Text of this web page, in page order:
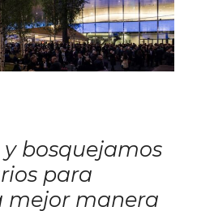
bosquejamos
para
mejor manera